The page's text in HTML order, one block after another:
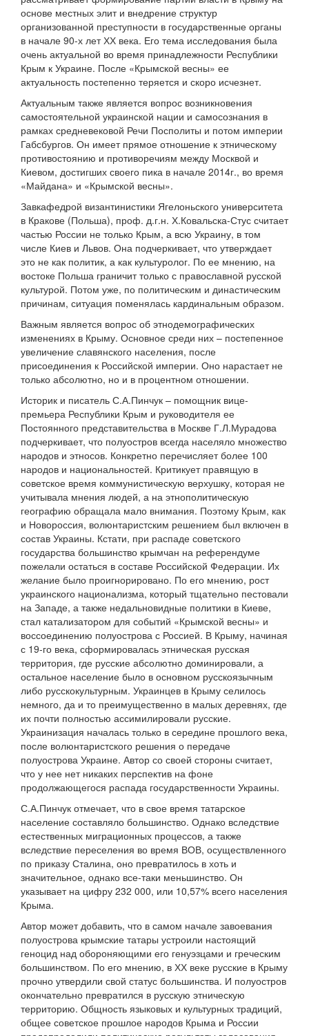
основе местных элит и внедрение структур
организованной преступности в государственные органы
в начале 90-х лет ХХ века. Его тема исследования была
очень актуальной во время принадлежности Республики
Крым к Украине. После «Крымской весны» ее
актуальность постепенно теряется и скоро исчезнет.
Актуальным также является вопрос возникновения
самостоятельной украинской нации и самосознания в
рамках средневековой Речи Посполиты и потом империи
Габсбургов. Он имеет прямое отношение к этническому
противостоянию и противоречиям между Москвой и
Киевом, достигших своего пика в начале 2014г., во время
«Майдана» и «Крымской весны».
Завкафедрой византинистики Ягелоньского университета
в Кракове (Польша), проф. д.г.н. Х.Ковальска-Стус считает
частью России не только Крым, а всю Украину, в том
числе Киев и Львов. Она подчеркивает, что утверждает
это не как политик, а как культуролог. По ее мнению, на
востоке Польша граничит только с православной русской
культурой. Потом уже, по политическим и династическим
причинам, ситуация поменялась кардинальным образом.
Важным является вопрос об этнодемографических
изменениях в Крыму. Основное среди них – постепенное
увеличение славянского населения, после
присоединения к Российской империи. Оно нарастает не
только абсолютно, но и в процентном отношении.
Историк и писатель С.А.Пинчук – помощник вице-
премьера Республики Крым и руководителя ее
Постоянного представительства в Москве Г.Л.Мурадова
подчеркивает, что полуостров всегда населяло множество
народов и этносов. Конкретно перечисляет более 100
народов и национальностей. Критикует правящую в
советское время коммунистическую верхушку, которая не
учитывала мнения людей, а на этнополитическую
географию обращала мало внимания. Поэтому Крым, как
и Новороссия, волюнтаристским решением был включен в
состав Украины. Кстати, при распаде советского
государства большинство крымчан на референдуме
пожелали остаться в составе Российской Федерации. Их
желание было проигнорировано. По его мнению, рост
украинского национализма, который тщательно пестовали
на Западе, а также недальновидные политики в Киеве,
стал катализатором для событий «Крымской весны» и
воссоединению полуострова с Россией. В Крыму, начиная
с 19-го века, сформировалась этническая русская
территория, где русские абсолютно доминировали, а
остальное население было в основном русскоязычным
либо русскокультурным. Украинцев в Крыму селилось
немного, да и то преимущественно в малых деревнях, где
их почти полностью ассимилировали русские.
Украинизация началась только в середине прошлого века,
после волюнтаристского решения о передаче
полуострова Украине. Автор со своей стороны считает,
что у нее нет никаких перспектив на фоне
продолжающегося распада государственности Украины.
С.А.Пинчук отмечает, что в свое время татарское
население составляло большинство. Однако вследствие
естественных миграционных процессов, а также
вследствие переселения во время ВОВ, осуществленного
по приказу Сталина, оно превратилось в хоть и
значительное, однако все-таки меньшинство. Он
указывает на цифру 232 000, или 10,57% всего населения
Крыма.
Автор может добавить, что в самом начале завоевания
полуострова крымские татары устроили настоящий
геноцид над обороняющими его генуэзцами и греческим
большинством. По его мнению, в ХХ веке русские в Крыму
прочно утвердили свой статус большинства. И полуостров
окончательно превратился в русскую этническую
территорию. Общность языковых и культурных традиций,
общее советское прошлое народов Крыма и России